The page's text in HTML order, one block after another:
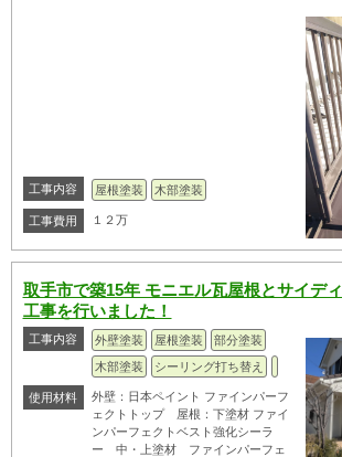
工事内容 屋根塗装 木部塗装
工事費用 １２万
取手市で築15年 モニエル瓦屋根とサイデ
工事を行いました！
工事内容 外壁塗装 屋根塗装
部分塗装
木部塗装
シーリング打ち替え
使用材料
外壁：日本ペイント ファインパーフ
ェクトトップ 屋根：下塗材 ファイ
ンパーフェクトベスト強化シーラ
ー 中・上塗材 ファインパーフェ